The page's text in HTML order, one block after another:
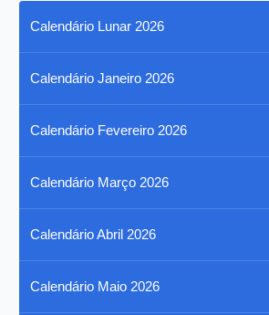
Calendário Lunar 2026
Calendário Janeiro 2026
Calendário Fevereiro 2026
Calendário Março 2026
Calendário Abril 2026
Calendário Maio 2026